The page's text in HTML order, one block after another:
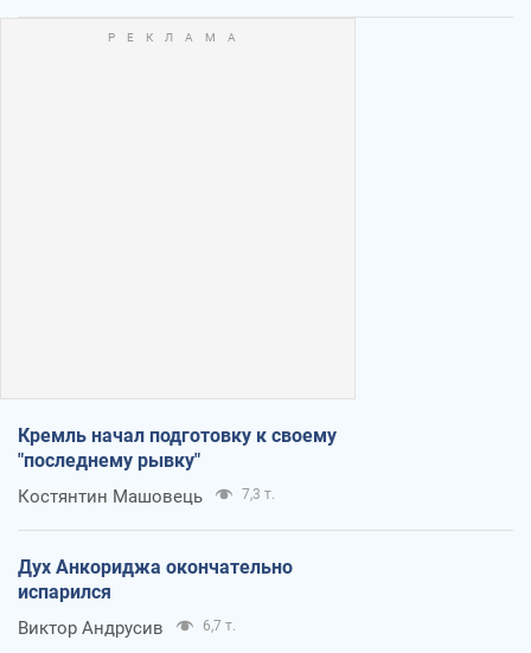
Кремль начал подготовку к своему
"последнему рывку"
Костянтин Машовець 7,3 т.
Дух Анкориджа окончательно
испарился
Виктор Андрусив 6,7 т.